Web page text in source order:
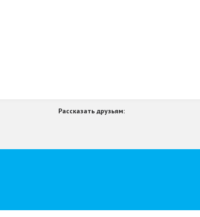
Рассказать друзьям: